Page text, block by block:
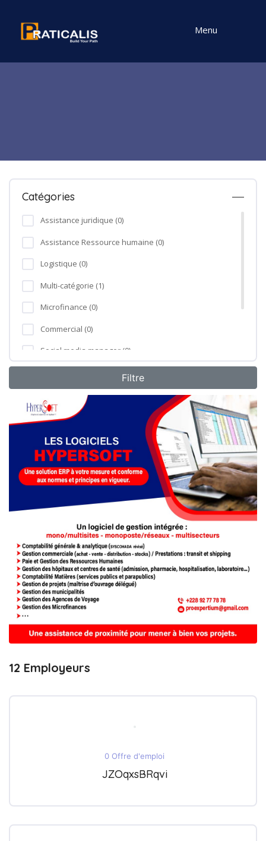
Menu
Catégories
Assistance juridique (0)
Assistance Ressource humaine (0)
Logistique (0)
Multi-catégorie (1)
Microfinance (0)
Commercial (0)
Social media manager (0)
Formation professionnelle (0)
Agro-industrie (0)
12 Employeurs
0 Offre d'emploi
JZOqxsBRqvi